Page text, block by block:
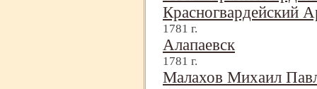
Красногвардейский
1781 г.
Алапаевск
1781 г.
Малахов Михаил